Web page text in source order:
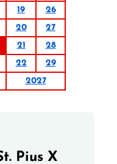
19
26
20
27
21
28
22
29
2027
Pius X